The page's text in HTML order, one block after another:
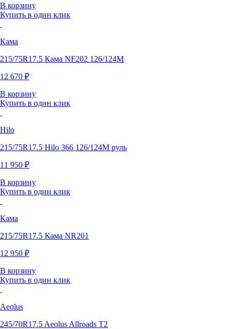
В корзину
Купить в один клик
Кама
215/75R17.5 Кама NF202 126/124M
12 670 ₽
В корзину
Купить в один клик
Hilo
215/75R17.5 Hilo 366 126/124М руль
11 950 ₽
В корзину
Купить в один клик
Кама
215/75R17.5 Кама NR201
12 950 ₽
В корзину
Купить в один клик
Aeolus
245/70R17.5 Aeolus Allroads T2